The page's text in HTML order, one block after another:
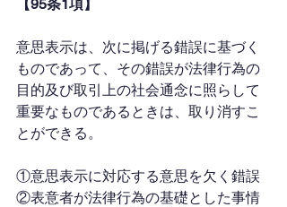
【95条1項】
意思表示は、次に掲げる錯誤に基づく
ものであって、その錯誤が法律行為の
目的及び取引上の社会通念に照らして
重要なものであるときは、取り消すこ
とができる。
①意思表示に対応する意思を欠く錯誤
②表意者が法律行為の基礎とした事情